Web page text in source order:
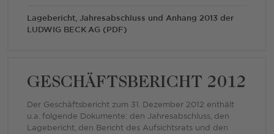
Lagebericht, Jahresabschluss und Anhang 2013 der
LUDWIG BECK AG (PDF)
GESCHÄFTSBERICHT 2012
Der Geschäftsbericht zum 31. Dezember 2012 enthält
u.a. folgende Dokumente: den Jahresabschluss, den
Lagebericht, den Bericht des Aufsichtsrats und den